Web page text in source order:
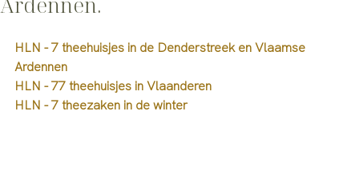
HLN - 7 theehuisjes in de Denderstreek en Vlaamse
Ardennen
HLN - 77 theehuisjes in Vlaanderen
HLN - 7 theezaken in de winter